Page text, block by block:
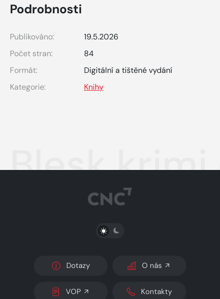
Podrobnosti
Publikováno:
19.5.2026
Počet stran:
84
Formát:
Digitální a tištěné vydání
Kategorie:
Knihy
Blesk
PŘEPNOUT SVĚTLÝ/TMAVÝ REŽIM
Dotazy O nás
VOP Kontakty